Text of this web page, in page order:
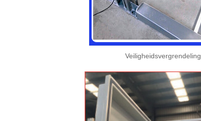
Veiligheidsvergrendeling